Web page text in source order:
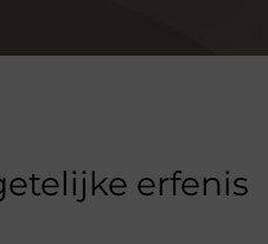
erfenis